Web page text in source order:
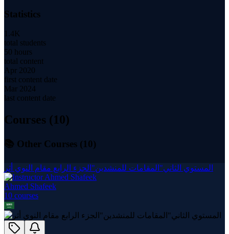
Statistics
1.4K
total students
50 hours
total content
Apr 2020
first content date
Mar 2024
last content date
Courses (10)
📚 Other Courses (10)
المستوي الثاني"المقامات للمنشدين"الجزء الرابع مقام النوي أثر
Ahmed Shafeek
10 courses